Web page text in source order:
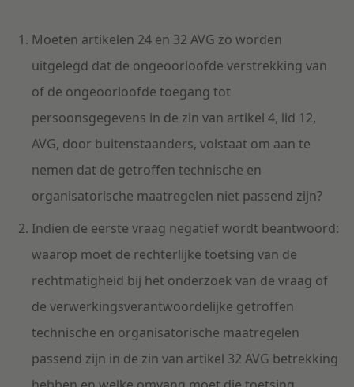
Moeten artikelen 24 en 32 AVG zo worden
uitgelegd dat de ongeoorloofde verstrekking van
of de ongeoorloofde toegang tot
persoonsgegevens in de zin van artikel 4, lid 12,
AVG, door buitenstaanders, volstaat om aan te
nemen dat de getroffen technische en
organisatorische maatregelen niet passend zijn?
Indien de eerste vraag negatief wordt beantwoord:
waarop moet de rechterlijke toetsing van de
rechtmatigheid bij het onderzoek van de vraag of
de verwerkingsverantwoordelijke getroffen
technische en organisatorische maatregelen
passend zijn in de zin van artikel 32 AVG betrekking